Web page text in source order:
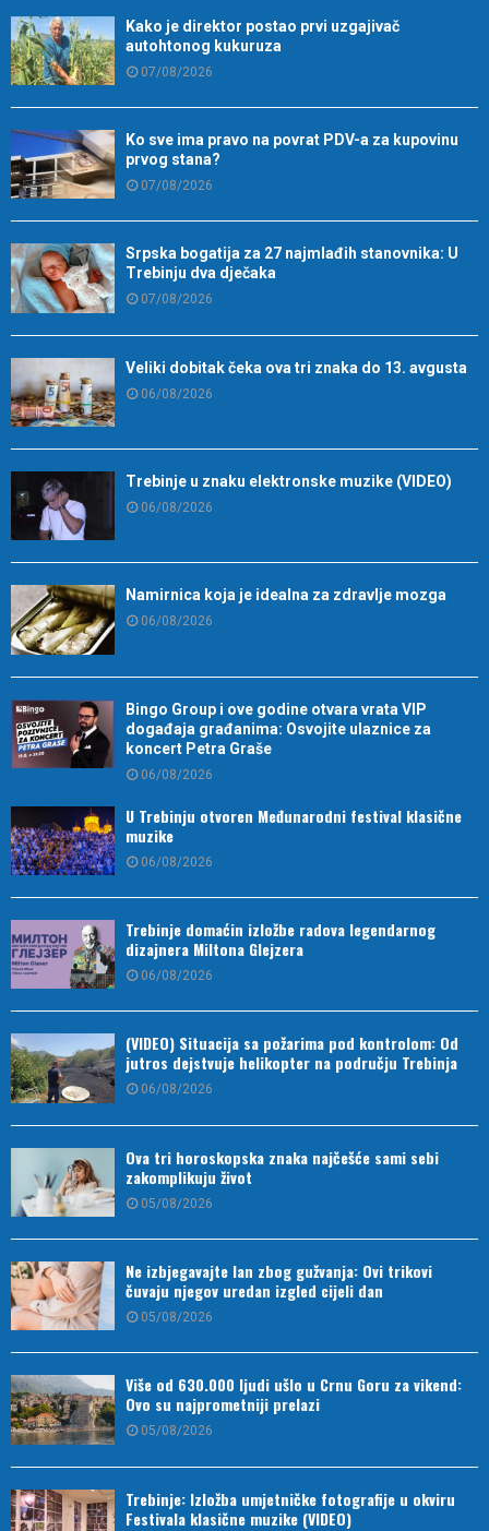
Kako je direktor postao prvi uzgajivač
autohtonog kukuruza
07/08/2026
Ko sve ima pravo na povrat PDV-a za kupovinu
prvog stana?
07/08/2026
Srpska bogatija za 27 najmlađih stanovnika: U
Trebinju dva dječaka
07/08/2026
Veliki dobitak čeka ova tri znaka do 13. avgusta
06/08/2026
Trebinje u znaku elektronske muzike (VIDEO)
06/08/2026
Namirnica koja je idealna za zdravlje mozga
06/08/2026
Bingo Group i ove godine otvara vrata VIP
događaja građanima: Osvojite ulaznice za
koncert Petra Graše
06/08/2026
U Trebinju otvoren Međunarodni festival klasične
muzike
06/08/2026
Trebinje domaćin izložbe radova legendarnog
dizajnera Miltona Glejzera
06/08/2026
(VIDEO) Situacija sa požarima pod kontrolom: Od
jutros dejstvuje helikopter na području Trebinja
06/08/2026
Ova tri horoskopska znaka najčešće sami sebi
zakomplikuju život
05/08/2026
Ne izbjegavajte lan zbog gužvanja: Ovi trikovi
čuvaju njegov uredan izgled cijeli dan
05/08/2026
Više od 630.000 ljudi ušlo u Crnu Goru za vikend:
Ovo su najprometniji prelazi
05/08/2026
Trebinje: Izložba umjetničke fotografije u okviru
Festivala klasične muzike (VIDEO)